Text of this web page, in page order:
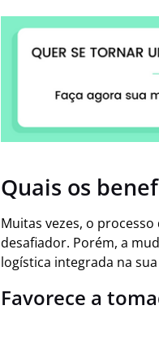
Quais os
Muitas vezes, o
desafiador. Porém, a
logística integrada na
Favorece a